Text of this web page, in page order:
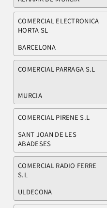
COMERCIAL ELECTRONICA
HORTA SL
BARCELONA
COMERCIAL PARRAGA S.L
MURCIA
COMERCIAL PIRENE S.L
SANT JOAN DE LES
ABADESES
COMERCIAL RADIO FERRE
S.L
ULDECONA